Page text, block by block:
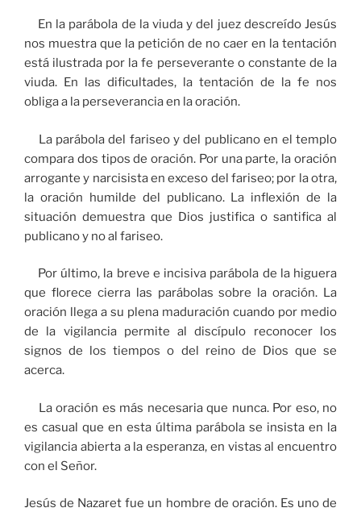
En la parábola de la viuda y del juez descreído Jesús
nos muestra que la petición de no caer en la tentación
está ilustrada por la fe perseverante o constante de la
viuda. En las dificultades, la tentación de la fe nos
obliga a la perseverancia en la oración.
La parábola del fariseo y del publicano en el templo
compara dos tipos de oración. Por una parte, la oración
arrogante y narcisista en exceso del fariseo; por la otra,
la oración humilde del publicano. La inflexión de la
situación demuestra que Dios justifica o santifica al
publicano y no al fariseo.
Por último, la breve e incisiva parábola de la higuera
que florece cierra las parábolas sobre la oración. La
oración llega a su plena maduración cuando por medio
de la vigilancia permite al discípulo reconocer los
signos de los tiempos o del reino de Dios que se
acerca.
La oración es más necesaria que nunca. Por eso, no
es casual que en esta última parábola se insista en la
vigilancia abierta a la esperanza, en vistas al encuentro
con el Señor.
Jesús de Nazaret fue un hombre de oración. Es uno de